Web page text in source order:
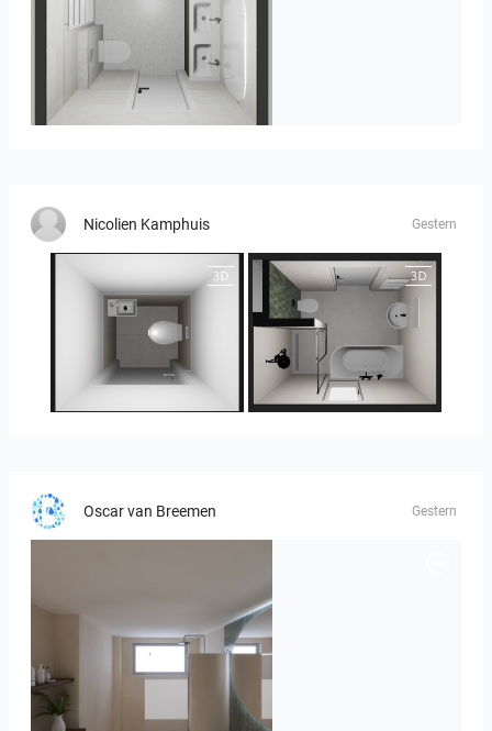
Heijenk E 3
Nicolien Kamphuis Gestern
25-5014 bnr. 3.10 25-5014 bnr. 3.10
Oscar van Breemen Gestern